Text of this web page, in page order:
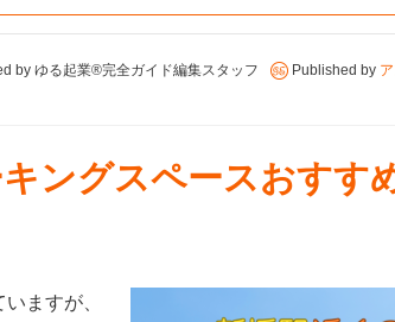
by ゆる起業®完全ガイド編集スタッフ Published by
ングスペースおすす
ますが、